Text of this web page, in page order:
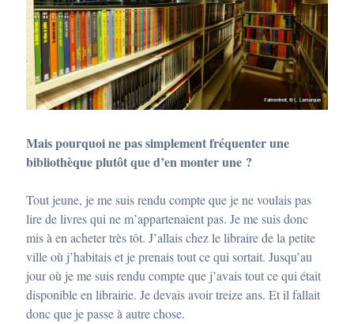
Mais pourquoi ne pas simplement fréquenter une
bibliothèque plutôt que d’en monter une ?
Tout jeune, je me suis rendu compte que je ne voulais pas
lire de livres qui ne m’appartenaient pas. Je me suis donc
mis à en acheter très tôt. J’allais chez le libraire de la petite
ville où j’habitais et je prenais tout ce qui sortait. Jusqu’au
jour où je me suis rendu compte que j’avais tout ce qui était
disponible en librairie. Je devais avoir treize ans. Et il fallait
donc que je passe à autre chose.